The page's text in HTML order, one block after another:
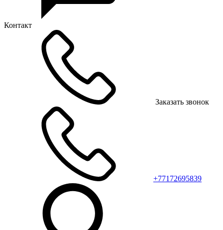
Контакт
Заказать звонок
+77172695839